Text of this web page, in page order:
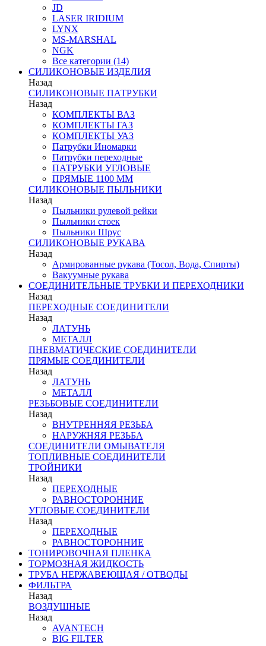
JD
LASER IRIDIUM
LYNX
MS-MARSHAL
NGK
Все категории (14)
СИЛИКОНОВЫЕ ИЗДЕЛИЯ
Назад
СИЛИКОНОВЫЕ ПАТРУБКИ
Назад
КОМПЛЕКТЫ ВАЗ
КОМПЛЕКТЫ ГАЗ
КОМПЛЕКТЫ УАЗ
Патрубки Иномарки
Патрубки переходные
ПАТРУБКИ УГЛОВЫЕ
ПРЯМЫЕ 1100 ММ
СИЛИКОНОВЫЕ ПЫЛЬНИКИ
Назад
Пыльники рулевой рейки
Пыльники стоек
Пыльники Шрус
СИЛИКОНОВЫЕ РУКАВА
Назад
Армированные рукава (Тосол, Вода, Спирты)
Вакуумные рукава
СОЕДИНИТЕЛЬНЫЕ ТРУБКИ И ПЕРЕХОДНИКИ
Назад
ПЕРЕХОДНЫЕ СОЕДИНИТЕЛИ
Назад
ЛАТУНЬ
МЕТАЛЛ
ПНЕВМАТИЧЕСКИЕ СОЕДИНИТЕЛИ
ПРЯМЫЕ СОЕДИНИТЕЛИ
Назад
ЛАТУНЬ
МЕТАЛЛ
РЕЗЬБОВЫЕ СОЕДИНИТЕЛИ
Назад
ВНУТРЕННЯЯ РЕЗЬБА
НАРУЖНЯЯ РЕЗЬБА
СОЕДИНИТЕЛИ ОМЫВАТЕЛЯ
ТОПЛИВНЫЕ СОЕДИНИТЕЛИ
ТРОЙНИКИ
Назад
ПЕРЕХОДНЫЕ
РАВНОСТОРОННИЕ
УГЛОВЫЕ СОЕДИНИТЕЛИ
Назад
ПЕРЕХОДНЫЕ
РАВНОСТОРОННИЕ
ТОНИРОВОЧНАЯ ПЛЕНКА
ТОРМОЗНАЯ ЖИДКОСТЬ
ТРУБА НЕРЖАВЕЮЩАЯ / ОТВОДЫ
ФИЛЬТРА
Назад
ВОЗДУШНЫЕ
Назад
AVANTECH
BIG FILTER